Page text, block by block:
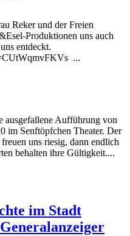
Reker und der Freien
Produktionen uns auch
entdeckt.
...
ausgefallene Aufführung von
Senftöpfchen Theater. Der
uns riesig, dann endlich
behalten ihre Gültigkeit....
im Stadt